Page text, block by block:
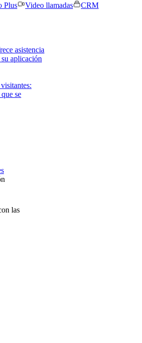
Plus Video llamadas
CRM
asistencia
aplicación
se
las